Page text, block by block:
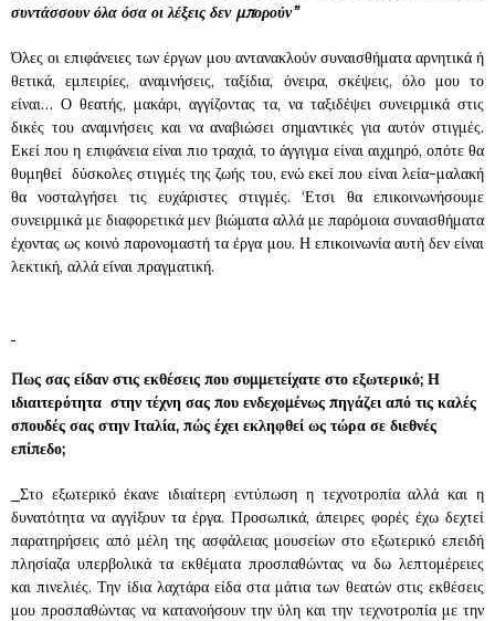
συντάσσουν όλα όσα οι λέξεις δεν μπορούν”
Όλες οι επιφάνειες των έργων μου αντανακλούν συναισθήματα αρνητικά ή
θετικά, εμπειρίες, αναμνήσεις, ταξίδια, όνειρα, σκέψεις, όλο μου το
είναι… Ο θεατής, μακάρι, αγγίζοντας τα, να ταξιδέψει συνειρμικά στις
δικές του αναμνήσεις και να αναβιώσει σημαντικές για αυτόν στιγμές.
Εκεί που η επιφάνεια είναι πιο τραχιά, το άγγιγμα είναι αιχμηρό, οπότε θα
θυμηθεί δύσκολες στιγμές της ζωής του, ενώ εκεί που είναι λεία-μαλακή
θα νοσταλγήσει τις ευχάριστες στιγμές. ‘Ετσι θα επικοινωνήσουμε
συνειρμικά με διαφορετικά μεν βιώματα αλλά με παρόμοια συναισθήματα
έχοντας ως κοινό παρονομαστή τα έργα μου. Η επικοινωνία αυτή δεν είναι
λεκτική, αλλά είναι πραγματική.
Πως σας είδαν στις εκθέσεις που συμμετείχατε στο εξωτερικό; Η
ιδιαιτερότητα στην τέχνη σας που ενδεχομένως πηγάζει από τις καλές
σπουδές σας στην Ιταλία, πώς έχει εκληφθεί ως τώρα σε διεθνές
επίπεδο;
Στο εξωτερικό έκανε ιδιαίτερη εντύπωση η τεχνοτροπία αλλά και η
δυνατότητα να αγγίξουν τα έργα. Προσωπικά, άπειρες φορές έχω δεχτεί
παρατηρήσεις από μέλη της ασφάλειας μουσείων στο εξωτερικό επειδή
πλησίαζα υπερβολικά τα εκθέματα προσπαθώντας να δω λεπτομέρειες
και πινελιές. Την ίδια λαχτάρα είδα στα μάτια των θεατών στις εκθέσεις
μου προσπαθώντας να κατανοήσουν την ύλη και την τεχνοτροπία με την